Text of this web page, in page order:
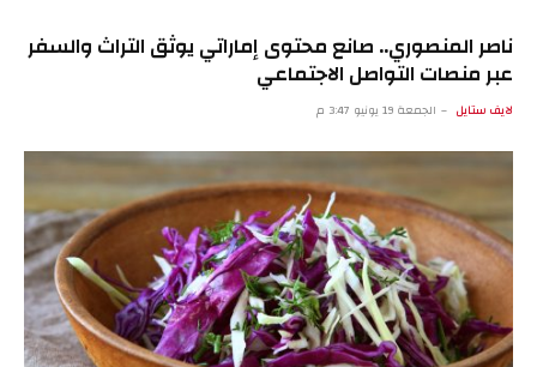
ناصر المنصوري.. صانع محتوى إماراتي يوثق التراث والسفر
عبر منصات التواصل الاجتماعي
لايف ستايل الجمعة 19 يونيو 3:47 م